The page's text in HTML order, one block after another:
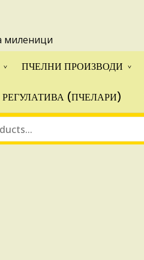
миленици
ПЧЕЛНИ ПРОИЗВОДИ
РЕГУЛАТИВА (ПЧЕЛАРИ)